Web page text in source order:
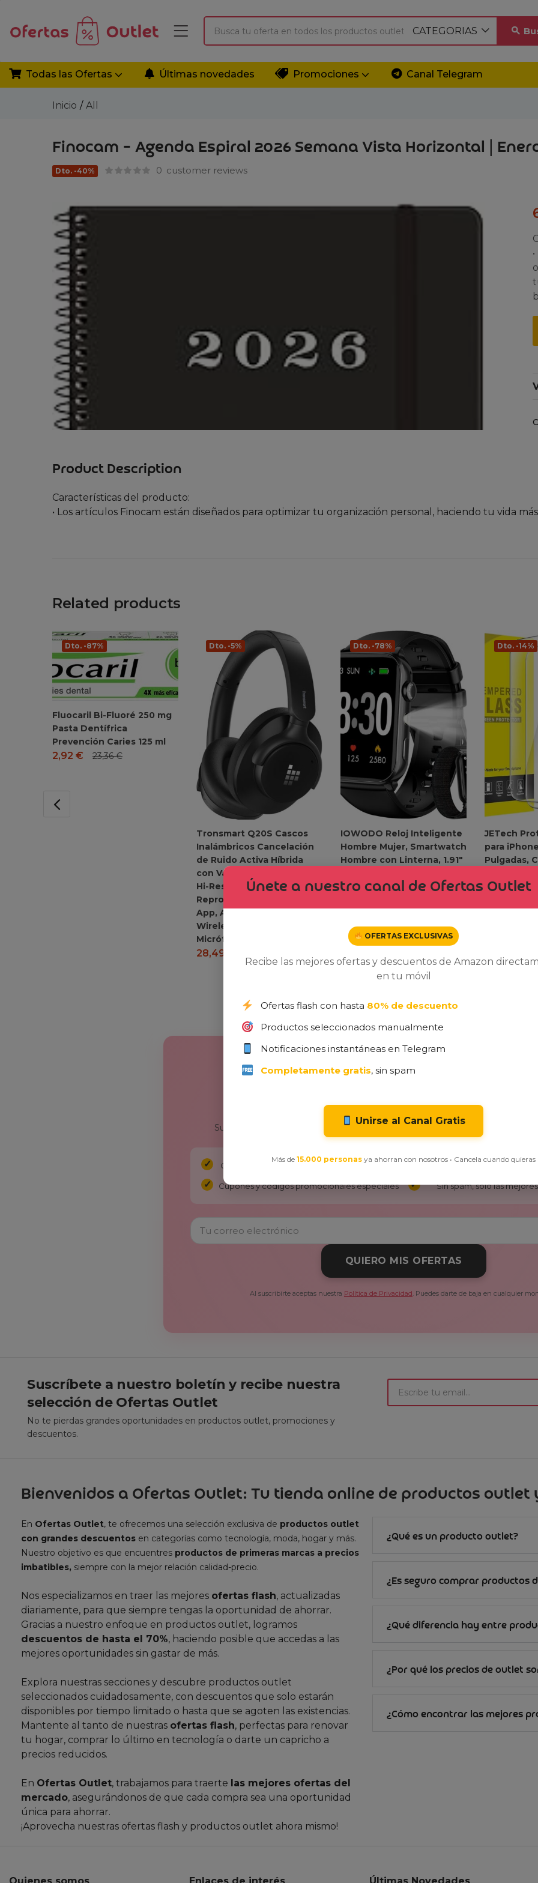
CATEGORIAS
Todas las Ofertas Últimas novedades Promociones Canal Telegram
Inicio All
Finocam – Agenda Espiral 2026 Semana Vista Horizontal |
Dto. -40% 0 customer reviews
Product Description
Características del producto:
• Los artículos Finocam están diseñados para optimizar tu organización personal, haciendo tu vida
Related products
Dto. -87%
Fluocaril Bi-Fluoré 250 mg
Pasta Dentífrica
Prevención Caries 125 ml
2,92 € 23,36€
Dto. -5%
Tronsmart Q20S Cascos
Inalámbricos Cancelación
de Ruido Activa Híbrida
con Varios Modos, Sonido
Hi-Res Audio, 60H
Reproducción, Control de
App, Ajuste Cómodo,
Wireless Auriculares con
Micrófono
28,49
Dto. -78%
IOWODO Reloj Inteligente
Hombre Mujer, Smartwatch
Hombre con Linterna, 1.91″
Llamadas, 2 Correas,
Impermeable Smartwatch
para Android iOS
Dto. -14%
JETech
para
Pulgadas,
Templado
Instalación
Dureza,
¡No Te Pierdas Nuestras Ofertas!
Suscríbete y recibe las mejores ofertas y descuentos exclusivos
Chollos verificados hasta -80% de descuento Ofertas flash exclusivas
Cupones y códigos promocionales especiales Sin spam, solo las
QUIERO MIS OFERTAS
Al suscribirte aceptas nuestra Política de Privacidad. Puedes darte de baja en cualquier
Suscríbete a nuestro boletín y recibe nuestra
selección de Ofertas Outlet
No te pierdas grandes oportunidades en productos outlet, promociones y
descuentos.
Bienvenidos a Ofertas Outlet: Tu tienda online de productos outlet
En Ofertas Outlet, te ofrecemos una selección exclusiva de productos outlet
con grandes descuentos en categorías como tecnología, moda, hogar y más.
Nuestro objetivo es que encuentres productos de primeras marcas a precios
imbatibles, siempre con la mejor relación calidad-precio.
Nos especializamos en traer las mejores ofertas flash, actualizadas
diariamente, para que siempre tengas la oportunidad de ahorrar.
Gracias a nuestro enfoque en productos outlet, logramos
descuentos de hasta el 70%, haciendo posible que accedas a las
mejores oportunidades sin gastar de más.
Explora nuestras secciones y descubre productos outlet
seleccionados cuidadosamente, con descuentos que solo estarán
disponibles por tiempo limitado o hasta que se agoten las existencias.
Mantente al tanto de nuestras ofertas flash, perfectas para renovar
tu hogar, comprar lo último en tecnología o darte un capricho a
precios reducidos.
En Ofertas Outlet, trabajamos para traerte las mejores ofertas del
mercado, asegurándonos de que cada compra sea una oportunidad
única para ahorrar.
¡Aprovecha nuestras ofertas flash y productos outlet ahora mismo!
¿Qué es un producto outlet?
¿Es seguro comprar productos
¿Qué diferencia hay entre
¿Por qué los precios de outlet
¿Cómo encontrar las mejores
Únete a nuestro canal de Ofertas Outlet
OFERTAS EXCLUSIVAS
Recibe las mejores ofertas y descuentos de Amazon
en tu móvil
Ofertas flash con hasta 80% de descuento
Productos seleccionados manualmente
Notificaciones instantáneas en Telegram
Completamente gratis, sin spam
Unirse al Canal Gratis
Más de 15.000 personas ya ahorran con nosotros • Cancela cuando quieras